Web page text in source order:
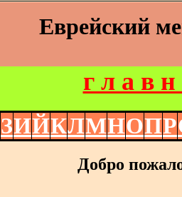
Еврейский
г л а в н
ЗИЙКЛМНОПР
Добро